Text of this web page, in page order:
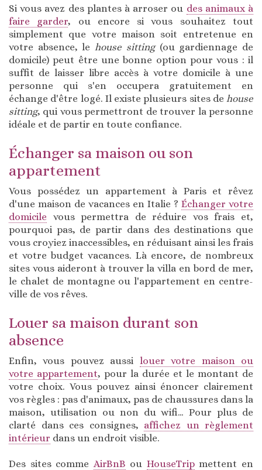
Si vous avez des plantes à arroser ou des animaux à
faire garder, ou encore si vous souhaitez tout
simplement que votre maison soit entretenue en
votre absence, lehouse sitting(ou gardiennage de
domicile) peut être une bonne option pour vous : il
suffit de laisser libre accès à votre domicile à une
personne qui s'en occupera gratuitement en
échange d'être logé. Il existe plusieurs sites de house
sitting, qui vous permettront de trouver la personne
idéale et de partir en toute confiance.
Échanger sa maison ou son
appartement
Vous possédez un appartement à Paris et rêvez
d'une maison de vacances en Italie ? Échanger votre
domicile vous permettra de réduire vos frais et,
pourquoi pas, de partir dans des destinations que
vous croyiez inaccessibles, en réduisant ainsi les frais
et votre budget vacances. Là encore, de nombreux
sites vous aideront à trouver la villa en bord de mer,
le chalet de montagne ou l'appartement en centre-
ville de vos rêves.
Louer sa maison durant son
absence
Enfin, vous pouvez aussi louer votre maison ou
votre appartement, pour la durée et le montant de
votre choix. Vous pouvez ainsi énoncer clairement
vos règles : pas d'animaux, pas de chaussures dans la
maison, utilisation ou non du wifi… Pour plus de
clarté dans ces consignes, affichez un règlement
intérieur dans un endroit visible.
Des sites comme AirBnB ou HouseTripmettent en